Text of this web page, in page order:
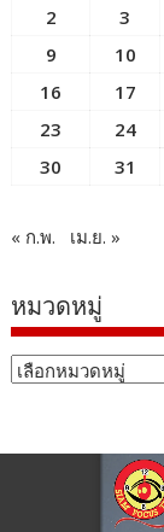
2
3
9
10
16
17
23
24
30
31
« ก.พ. เม.ย. »
หมวดหมู่
หมวด